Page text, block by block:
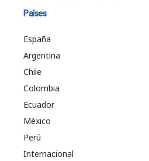
Países
España
Argentina
Chile
Colombia
Ecuador
México
Perú
Internacional